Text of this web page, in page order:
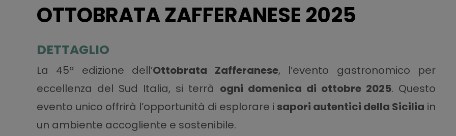
OTTOBRATA ZAFFERANESE 2025
DETTAGLIO
La 45ª edizione dell’Ottobrata Zafferanese, l’evento gastronomico per
eccellenza del Sud Italia, si terrà ogni domenica di ottobre 2025. Questo
evento unico offrirà l’opportunità di esplorare i sapori autentici della Sicilia in
un ambiente accogliente e sostenibile.